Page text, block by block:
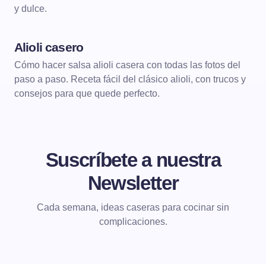
y dulce.
Alioli casero
Cómo hacer salsa alioli casera con todas las fotos del
paso a paso. Receta fácil del clásico alioli, con trucos y
consejos para que quede perfecto.
Suscríbete a nuestra
Newsletter
Cada semana, ideas caseras para cocinar sin
complicaciones.